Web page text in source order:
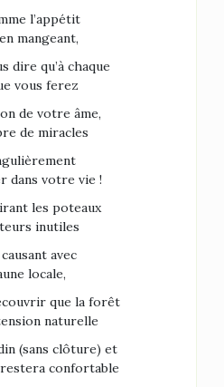
l’appétit
mangeant,
dire qu’à chaque
vous ferez
de votre âme,
de miracles
dans votre vie !
les poteaux
inutiles
avec
locale,
que la forêt
naturelle
(sans clôture) et
confortable